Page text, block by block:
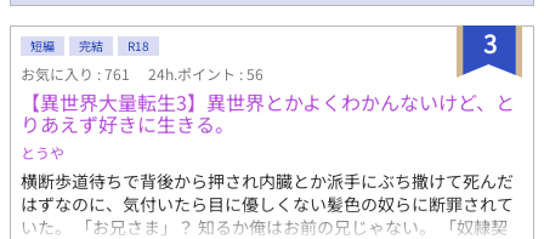
3
短編 完結 R18
お気に入り : 761 24h.ポイント : 56
【異世界大量転生3】異世界とかよくわかんないけど、と
りあえず好きに生きる。
とうや
横断歩道待ちで背後から押され内臓とか派手にぶち撒けて死んだ
はずなのに、気付いたら目に優しくない髪色の奴らに断罪されて
いた。 「お兄さま」？ 知るか俺はお前の兄じゃない。 「奴隷契